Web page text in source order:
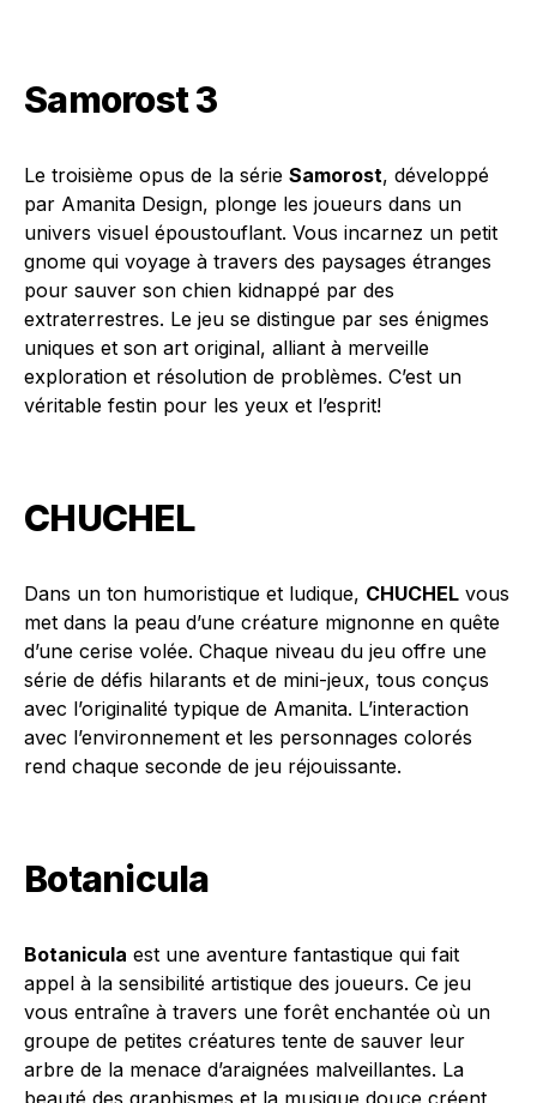
Samorost 3
Le troisième opus de la série Samorost, développé
par Amanita Design, plonge les joueurs dans un
univers visuel époustouflant. Vous incarnez un petit
gnome qui voyage à travers des paysages étranges
pour sauver son chien kidnappé par des
extraterrestres. Le jeu se distingue par ses énigmes
uniques et son art original, alliant à merveille
exploration et résolution de problèmes. C’est un
véritable festin pour les yeux et l’esprit!
CHUCHEL
Dans un ton humoristique et ludique, CHUCHEL vous
met dans la peau d’une créature mignonne en quête
d’une cerise volée. Chaque niveau du jeu offre une
série de défis hilarants et de mini-jeux, tous conçus
avec l’originalité typique de Amanita. L’interaction
avec l’environnement et les personnages colorés
rend chaque seconde de jeu réjouissante.
Botanicula
Botanicula est une aventure fantastique qui fait
appel à la sensibilité artistique des joueurs. Ce jeu
vous entraîne à travers une forêt enchantée où un
groupe de petites créatures tente de sauver leur
arbre de la menace d’araignées malveillantes. La
beauté des graphismes et la musique douce créent